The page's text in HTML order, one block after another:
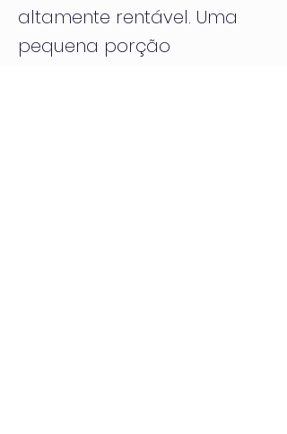
altamente rentável. Uma
pequena porção